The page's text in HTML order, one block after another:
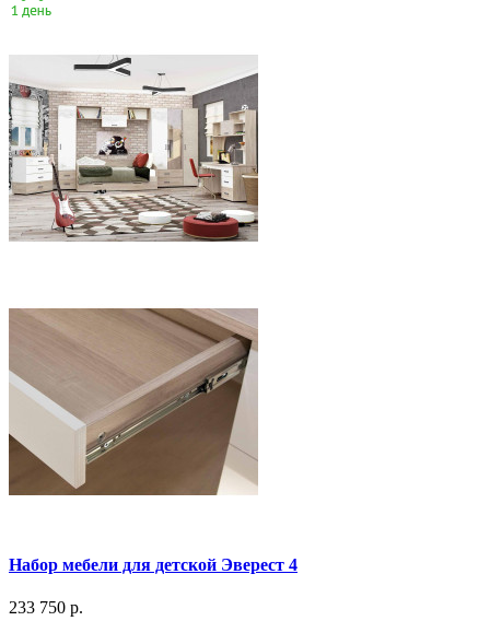
Набор мебели для детской Эверест 4
233 750 р.